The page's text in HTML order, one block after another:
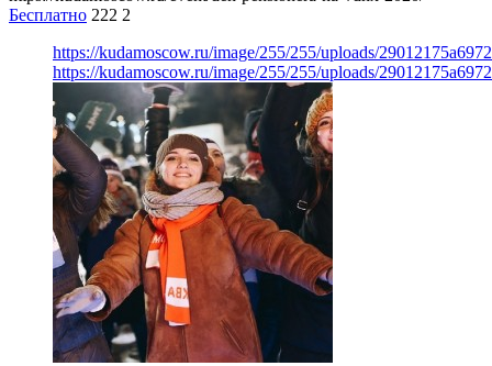
Бесплатно 222 2
https://kudamoscow.ru/image/255/255/uploads/
https://kudamoscow.ru/image/255/255/uploads/